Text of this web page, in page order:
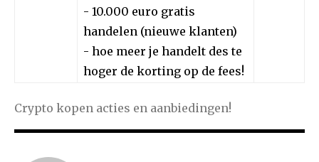
- 10.000 euro gratis
handelen (nieuwe klanten)
- hoe meer je handelt des te
hoger de korting op de fees!
Crypto kopen acties en aanbiedingen!